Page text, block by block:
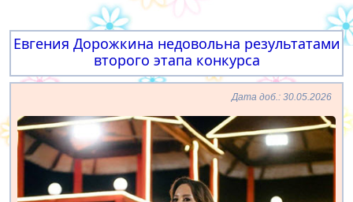
Евгения Дорожкина недовольна результатами
второго этапа конкурса
Дата доб.: 30.05.2026